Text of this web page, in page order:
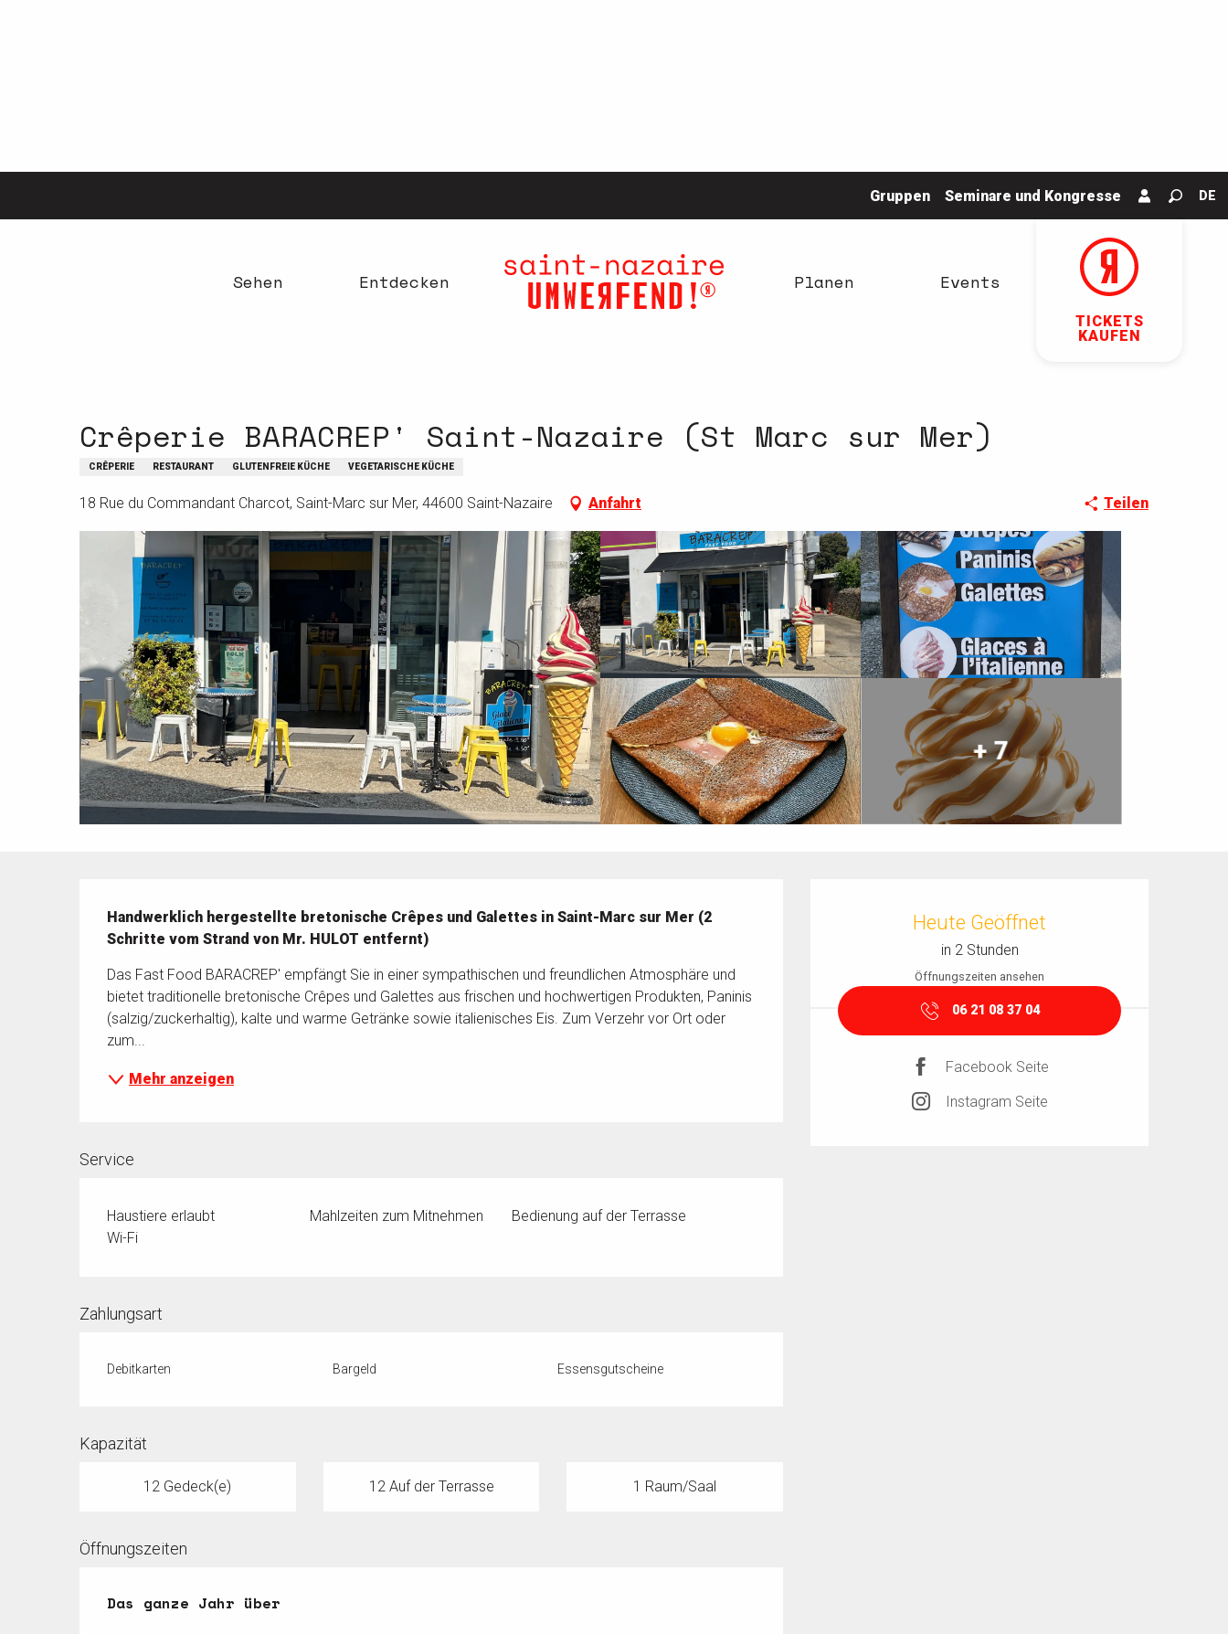
Gruppen Seminare und Kongresse
Suche
DE
TICKETS
KAUFEN
Sehen Entdecken Planen Events
Crêperie BARACREP' Saint-Nazaire (St Marc sur Mer)
CRÊPERIE RESTAURANT GLUTENFREIE KÜCHE VEGETARISCHE KÜCHE
18 Rue du Commandant Charcot, Saint-Marc sur Mer, 44600 Saint-Nazaire Anfahrt Teilen
+ 7
Heute Geöffnet
in 2 Stunden
Öffnungszeiten ansehen
06 21 08 37 04
Facebook Seite
Instagram Seite
Handwerklich hergestellte bretonische Crêpes und Galettes in Saint-Marc sur Mer (2
Schritte vom Strand von Mr. HULOT entfernt)
Das Fast Food BARACREP' empfängt Sie in einer sympathischen und freundlichen Atmosphäre und
bietet traditionelle bretonische Crêpes und Galettes aus frischen und hochwertigen Produkten, Paninis
(salzig/zuckerhaltig), kalte und warme Getränke sowie italienisches Eis. Zum Verzehr vor Ort oder
zum...
Mehr anzeigen
Service
Haustiere erlaubt Mahlzeiten zum Mitnehmen
Bedienung auf der Terrasse
Wi-Fi
Zahlungsart
Debitkarten Bargeld Essensgutscheine
Kapazität
12 Gedeck(e) 12 Auf der Terrasse 1 Raum/Saal
Öffnungszeiten
Das ganze Jahr über
Das ganze Jahr über